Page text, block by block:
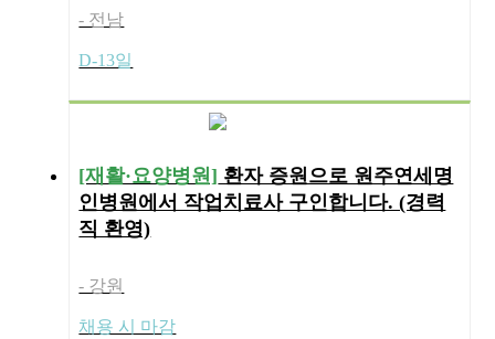
- 전남
D-13일
[재활·요양병원] 환자 증원으로 원주연세명
인병원에서 작업치료사 구인합니다. (경력
직 환영)
- 강원
채용 시 마감